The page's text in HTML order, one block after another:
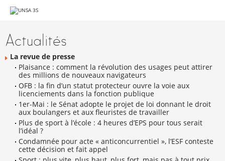
Aller
Aller
navigation
Actualités
La revue de presse
Plaisance : comment la révolution des usages peut attirer
des millions de nouveaux navigateurs
OFB : la fin d’un statut protecteur ouvre la voie aux
licenciements dans la fonction publique
1er-Mai : le Sénat adopte le projet de loi donnant le droit
aux boulangers et aux fleuristes de travailler
Plus de sport à l’école : 4 heures d’EPS pour tous serait
l’idéal ?
Condamnée pour acte « anticoncurrentiel », l’ESF conteste
cette décision et fait appel